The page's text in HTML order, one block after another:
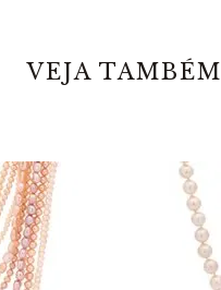
VEJA TAMBÉM